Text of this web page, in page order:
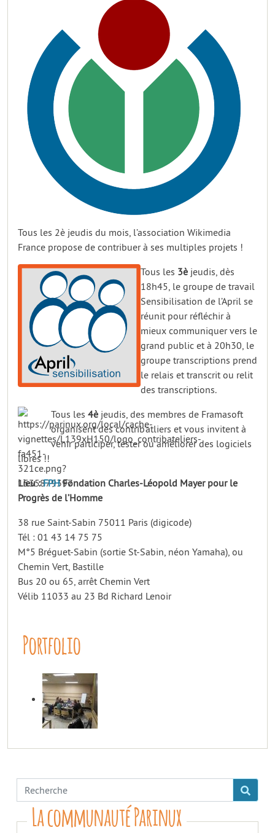
Tous les 2è jeudis du mois, l’association Wikimedia
France propose de contribuer à ses multiples projets !
Tous les 3è jeudis, dès
18h45, le groupe de travail
Sensibilisation de l’April se
réunit pour réfléchir à
mieux communiquer vers le
grand public et à 20h30, le
groupe transcriptions prend
le relais et transcrit ou relit
des transcriptions.
Tous les 4è jeudis, des membres de Framasoft
organisent des contrib’atliers et vous invitent à
venir participer, tester ou améliorer des logiciels
libres !!
Lieu :FPHFondation Charles-Léopold Mayer pour le
Progrès de l’Homme
38 rue Saint-Sabin 75011 Paris (digicode)
Tél : 01 43 14 75 75
M°5 Bréguet-Sabin (sortie St-Sabin, néon Yamaha), ou
Chemin Vert, Bastille
Bus 20 ou 65, arrêt Chemin Vert
Vélib 11033 au 23 Bd Richard Lenoir
Portfolio
La communauté Parinux